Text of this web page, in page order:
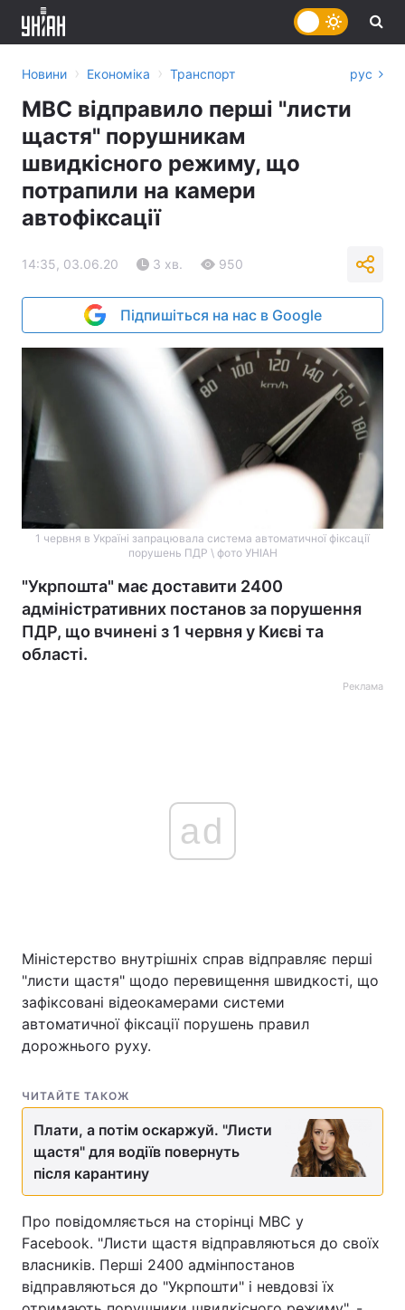
Економіка Світ
Спорт Наука
Техно і зв'язок
Зброя
Здоров'я Туризм
Цікавинки
Лонгріди
Статті
Новини › Економіка › Транспорт рус
МВС відправило перші "листи
щастя" порушникам
швидкісного режиму, що
потрапили на камери
автофіксації
14:35, 03.06.20 3 хв. 950
Підпишіться на нас в Google
1 червня в Україні запрацювала система автоматичної фіксації
порушень ПДР \ фото УНІАН
"Укрпошта" має доставити 2400
адміністративних постанов за порушення
ПДР, що вчинені з 1 червня у Києві та
області.
Реклама
ad
Міністерство внутрішніх справ відправляє перші
"листи щастя" щодо перевищення швидкості, що
зафіксовані відеокамерами системи
автоматичної фіксації порушень правил
дорожнього руху.
ЧИТАЙТЕ ТАКОЖ
Плати, а потім оскаржуй. "Листи
щастя" для водіїв повернуть
після карантину
Про повідомляється на сторінці МВС у
Facebook. "Листи щастя відправляються до своїх
власників. Перші 2400 адмінпостанов
відправляються до "Укрпошти" і невдовзі їх